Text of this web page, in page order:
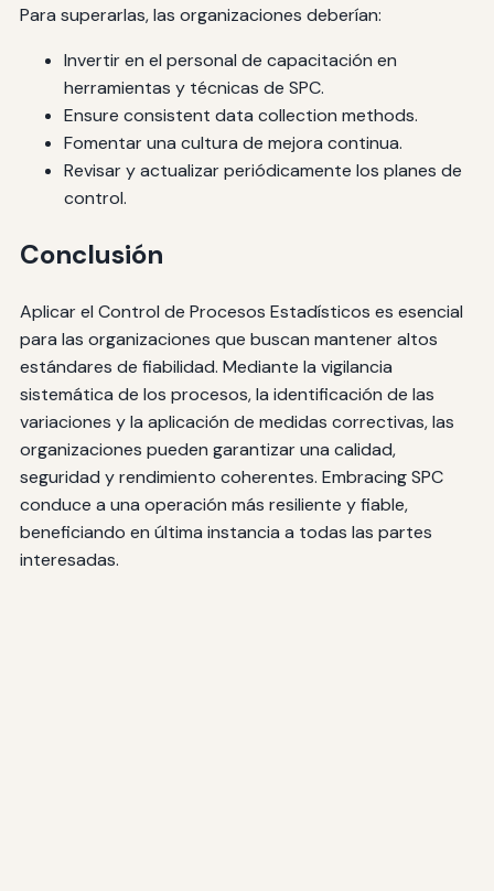
Para superarlas, las organizaciones deberían:
Invertir en el personal de capacitación en
herramientas y técnicas de SPC.
Ensure consistent data collection methods.
Fomentar una cultura de mejora continua.
Revisar y actualizar periódicamente los planes de
control.
Conclusión
Aplicar el Control de Procesos Estadísticos es esencial
para las organizaciones que buscan mantener altos
estándares de fiabilidad. Mediante la vigilancia
sistemática de los procesos, la identificación de las
variaciones y la aplicación de medidas correctivas, las
organizaciones pueden garantizar una calidad,
seguridad y rendimiento coherentes. Embracing SPC
conduce a una operación más resiliente y fiable,
beneficiando en última instancia a todas las partes
interesadas.